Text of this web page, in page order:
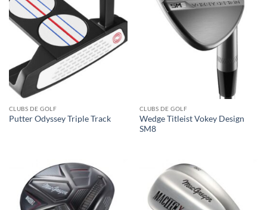
CLUBS DE GOLF
Putter Odyssey Triple Track
CLUBS DE GOLF
Wedge Titleist Vokey Design
SM8